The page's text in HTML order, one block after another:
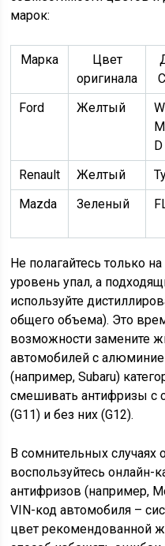
марок:
Марка
Цвет
оригинала
Ford Желтый
D
Renault Желтый
Mazda
Зеленый
Не полагайтесь только
уровень упал, а
используйте
общего объема). Это
возможности замените
автомобилей с
(например, Subaru)
смешивать антифризы с
(G11) и без них (G12).
В сомнительных случаях
воспользуйтесь онлайн-
антифризов (например,
VIN-код автомобиля –
цвет рекомендованной